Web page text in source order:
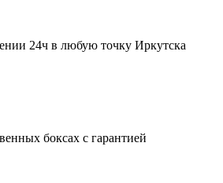
24ч в любую точку Иркутска
боксах с гарантией